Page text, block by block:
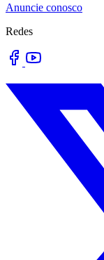
Anuncie conosco
Redes